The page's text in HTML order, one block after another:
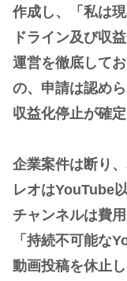
作成し、「私は
ドライン及び収
運営を徹底して
の、申請は認め
収益化停止が確
企業案件は断り
レオはYouTube
チャンネルは費
「持続不可能な
動画投稿を休止